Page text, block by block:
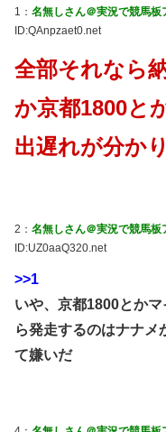
1： 名無しさん＠実況で競馬板
ID:QAnpzaet0.net
全部それなら
か京都1800と
出遅れが分か
2： 名無しさん＠実況で競馬板
ID:UZ0aaQ320.net
>>1
いや、京都1800とか
ら発走するのはナナメ
て嫌いだ